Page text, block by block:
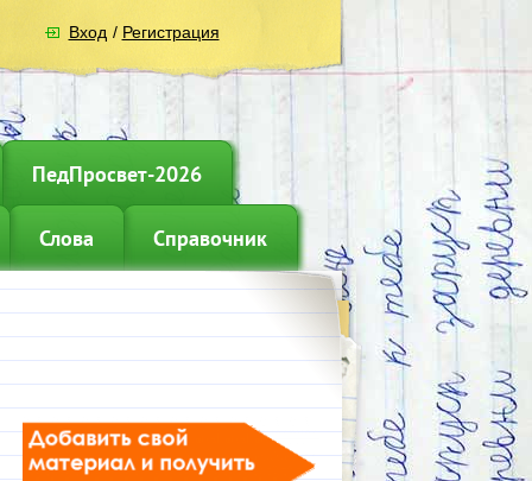
Вход / Регистрация
ПедПросвет-2026
Слова Справочник